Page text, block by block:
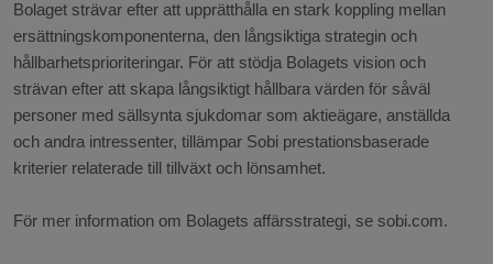
Bolaget strävar efter att upprätthålla en stark koppling mellan
ersättningskomponenterna, den långsiktiga strategin och
hållbarhetsprioriteringar. För att stödja Bolagets vision och
strävan efter att skapa långsiktigt hållbara värden för såväl
personer med sällsynta sjukdomar som aktieägare, anställda
och andra intressenter, tillämpar Sobi prestationsbaserade
kriterier relaterade till tillväxt och lönsamhet.
För mer information om Bolagets affärsstrategi, se sobi.com.